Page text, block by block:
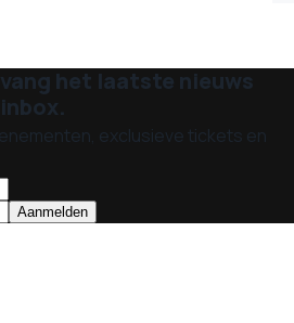
het laatste nieuws
exclusieve tickets en